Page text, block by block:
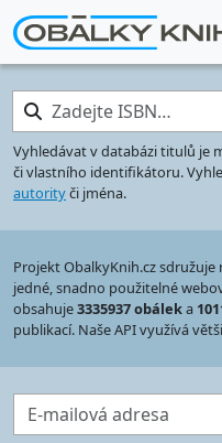
Zadejte ISBN…
Vyhledávat v databázi titulů je
či vlastního identifikátoru.
autorityči jména.
Projekt ObalkyKnih.cz
jedné, snadno použitelné
obsahuje3335937 obáleka
publikací. Naše API využívá
E-mailová adresa